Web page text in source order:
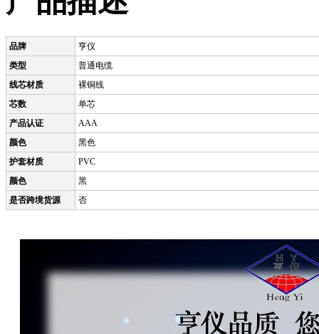
品牌
亨仪
类型
普通电缆
线芯材质
裸铜线
芯数
单芯
产品认证
AAA
颜色
黑色
护套材质
PVC
颜色
黑
是否跨境货源
否